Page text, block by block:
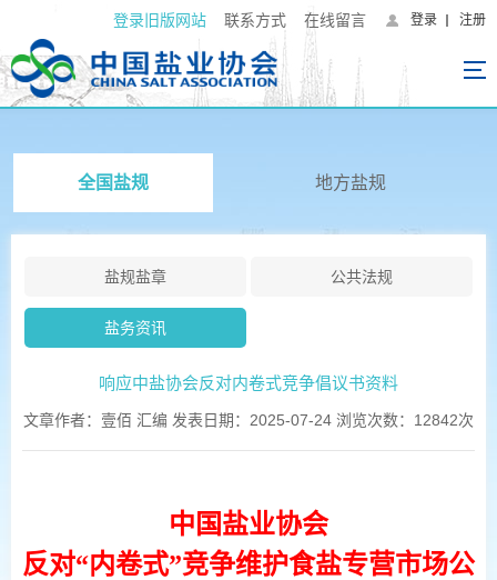
登录旧版网站 联系方式 在线留言 登录 注册
全国盐规 地方盐规
盐规盐章 公共法规
盐务资讯
响应中盐协会反对内卷式竞争倡议书资料
文章作者：壹佰 汇编 发表日期：2025-07-24 浏览次数：12842次
中国盐业协会
反对“内卷式”竞争维护食盐专营市场公